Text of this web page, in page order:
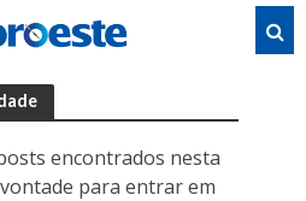
encontrados nesta
para entrar em